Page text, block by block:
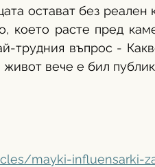
остават без реален
което расте пред
трудния въпрос -
живот вече е бил
mayki-influensarki-